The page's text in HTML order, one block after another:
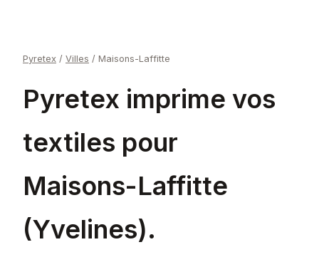
Pyretex / Villes / Maisons-Laffitte
Pyretex imprime vos
textiles pour
Maisons-Laffitte
(Yvelines).